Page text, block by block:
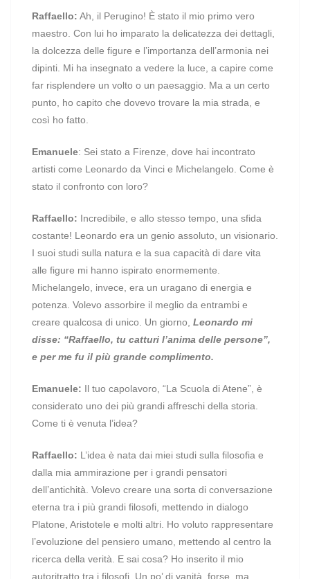
Raffaello: Ah, il Perugino! È stato il mio primo vero
maestro. Con lui ho imparato la delicatezza dei dettagli,
la dolcezza delle figure e l’importanza dell’armonia nei
dipinti. Mi ha insegnato a vedere la luce, a capire come
far risplendere un volto o un paesaggio. Ma a un certo
punto, ho capito che dovevo trovare la mia strada, e
così ho fatto.
Emanuele: Sei stato a Firenze, dove hai incontrato
artisti come Leonardo da Vinci e Michelangelo. Come è
stato il confronto con loro?
Raffaello: Incredibile, e allo stesso tempo, una sfida
costante! Leonardo era un genio assoluto, un visionario.
I suoi studi sulla natura e la sua capacità di dare vita
alle figure mi hanno ispirato enormemente.
Michelangelo, invece, era un uragano di energia e
potenza. Volevo assorbire il meglio da entrambi e
creare qualcosa di unico. Un giorno, Leonardo mi
disse: “Raffaello, tu catturi l’anima delle persone”,
e per me fu il più grande complimento.
Emanuele: Il tuo capolavoro, “La Scuola di Atene”, è
considerato uno dei più grandi affreschi della storia.
Come ti è venuta l’idea?
Raffaello: L’idea è nata dai miei studi sulla filosofia e
dalla mia ammirazione per i grandi pensatori
dell’antichità. Volevo creare una sorta di conversazione
eterna tra i più grandi filosofi, mettendo in dialogo
Platone, Aristotele e molti altri. Ho voluto rappresentare
l’evoluzione del pensiero umano, mettendo al centro la
ricerca della verità. E sai cosa? Ho inserito il mio
autoritratto tra i filosofi. Un po’ di vanità, forse, ma